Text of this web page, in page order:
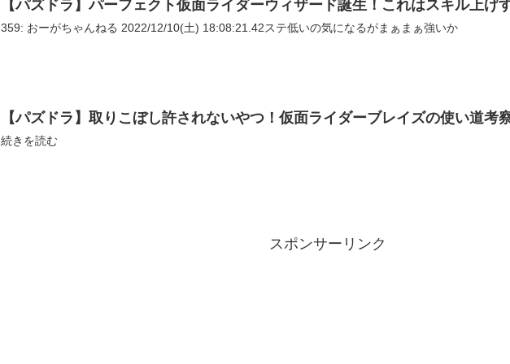
【パズドラ】パーフェクト仮面ライダーウィザード誕生！これはスキル上げ
359: おーがちゃんねる 2022/12/10(土) 18:08:21.42ステ低いの気になるがまぁまぁ強いか
【パズドラ】取りこぼし許されないやつ！仮面ライダーブレイズの使い道考
続きを読む
スポンサーリンク